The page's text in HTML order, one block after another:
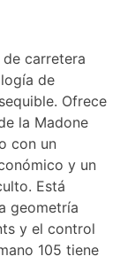
carretera
de
Ofrece
la Madone
con un
y un
Está
geometría
y el control
105 tiene